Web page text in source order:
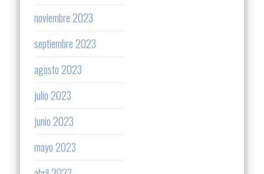
noviembre 2023
septiembre 2023
agosto 2023
julio 2023
junio 2023
mayo 2023